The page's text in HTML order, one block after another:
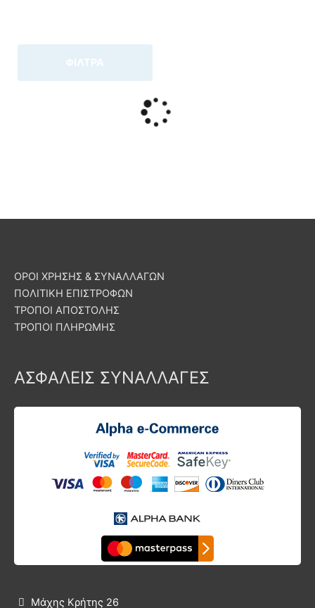
ΦΙΛΤΡΑ
ΟΡΟΙ ΧΡΗΣΗΣ & ΣΥΝΑΛΛΑΓΩΝ
ΠΟΛΙΤΙΚΗ ΕΠΙΣΤΡΟΦΩΝ
ΤΡΟΠΟΙ ΑΠΟΣΤΟΛΗΣ
ΤΡΟΠΟΙ ΠΛΗΡΩΜΗΣ
ΑΣΦΑΛΕΙΣ ΣΥΝΑΛΛΑΓΕΣ
 Μάχης Κρήτης 26